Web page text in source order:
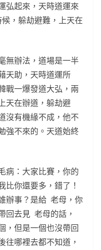
弘起來，天時道運來
，躲劫避難，上天在
無辦法，道場是一半
天助，天時道運所
戰一爆發道大弘，兩
天在辦道，躲劫避
沒有機緣不成，他不
強不來的。天道始終
病：大家比賽，你的
比你還要多，錯了！
辦事？是給 老母，你
回去見 老母的話，
，但是一個也沒帶回
往哪裡去都不知道，